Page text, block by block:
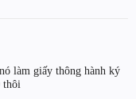
làm giấy thông hành ký
thôi